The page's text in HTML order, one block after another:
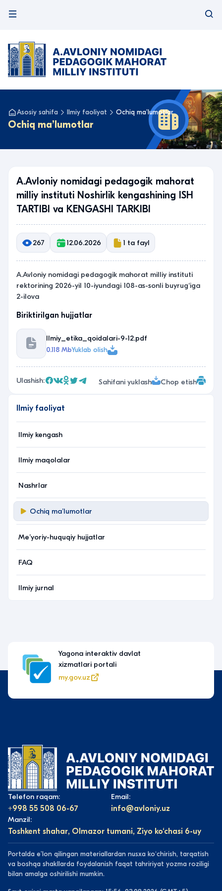
Asosiy sahifa Ilmiy faoliyat Ochiq maʼlumotlar
Ochiq maʼlumotlar
A.Avloniy nomidagi pedagogik mahorat
milliy instituti Noshirlik kengashining ISH
TARTIBI va KENGASHI TARKIBI
267 12.06.2026 1 ta fayl
A.Avloniy nomidagi pedagogik mahorat milliy instituti
rektorining 2026-yil 10-iyundagi 108-as-sonli buyrug‘iga
2-ilova
Biriktirilgan hujjatlar
Ilmiy_etika_qoidalari-9-12.pdf
0.118 MbYuklab olish
Ulashish: Sahifani yuklash Chop etish
Ilmiy faoliyat
Ilmiy kengash
Ilmiy maqolalar
Nashrlar
Ochiq maʼlumotlar
Meʼyoriy-huquqiy hujjatlar
FAQ
Ilmiy jurnal
Yagona interaktiv davlat
xizmatlari portali
my.gov.uz
Telefon raqam:
+998 55 508 06-67
Email:
info@avloniy.uz
Manzil:
Toshkent shahar, Olmazor tumani, Ziyo ko‘chasi 6-uy
Portalda eʼlon qilingan materiallardan nusxa koʻchirish, tarqatish
va boshqa shakllarda foydalanish faqat tahririyat yozma roziligi
bilan amalga oshirilishi mumkin.